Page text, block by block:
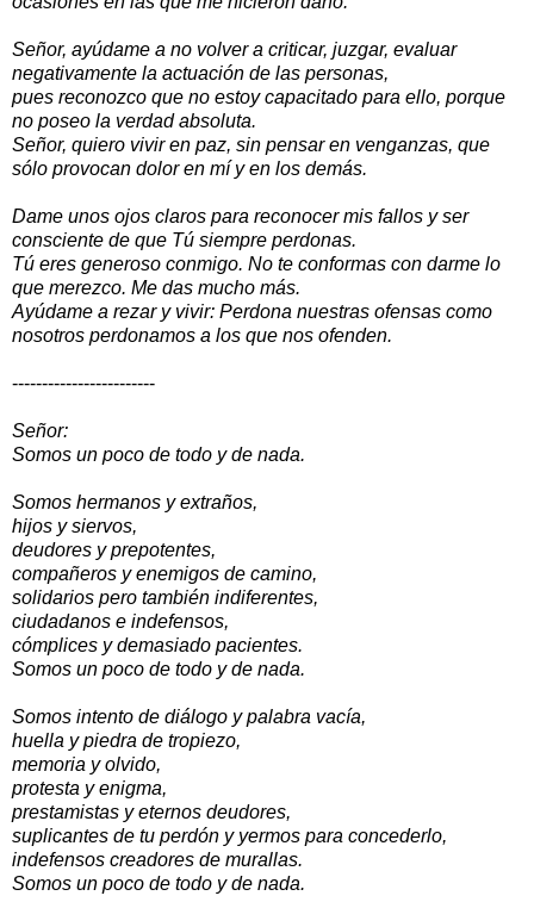
Señor, ayúdame a no volver a criticar, juzgar, evaluar
negativamente la actuación de las personas,
pues reconozco que no estoy capacitado para ello, porque
no poseo la verdad absoluta.
Señor, quiero vivir en paz, sin pensar en venganzas, que
sólo provocan dolor en mí y en los demás.
Dame unos ojos claros para reconocer mis fallos y ser
consciente de que Tú siempre perdonas.
Tú eres generoso conmigo. No te conformas con darme lo
que merezco. Me das mucho más.
Ayúdame a rezar y vivir: Perdona nuestras ofensas como
nosotros perdonamos a los que nos ofenden.
------------------------
Señor:
Somos un poco de todo y de nada.
Somos hermanos y extraños,
hijos y siervos,
deudores y prepotentes,
compañeros y enemigos de camino,
solidarios pero también indiferentes,
ciudadanos e indefensos,
cómplices y demasiado pacientes.
Somos un poco de todo y de nada.
Somos intento de diálogo y palabra vacía,
huella y piedra de tropiezo,
memoria y olvido,
protesta y enigma,
prestamistas y eternos deudores,
suplicantes de tu perdón y yermos para concederlo,
indefensos creadores de murallas.
Somos un poco de todo y de nada.